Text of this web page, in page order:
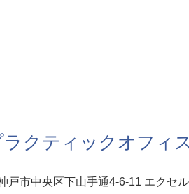
クティックオフィ
戸市中央区下山手通4-6-11 エクセ